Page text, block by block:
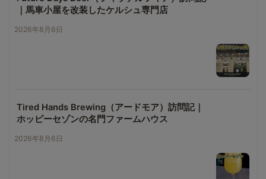
｜馬車小屋を改装したケルシュ専門店
2026年8月6日
Tired Hands Brewing（アードモア）訪問記｜
ホッピーセゾンの名門ファームハウス
2026年8月6日